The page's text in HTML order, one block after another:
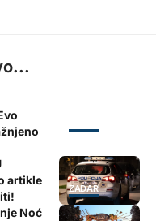
ZADAR
artikle
Noć